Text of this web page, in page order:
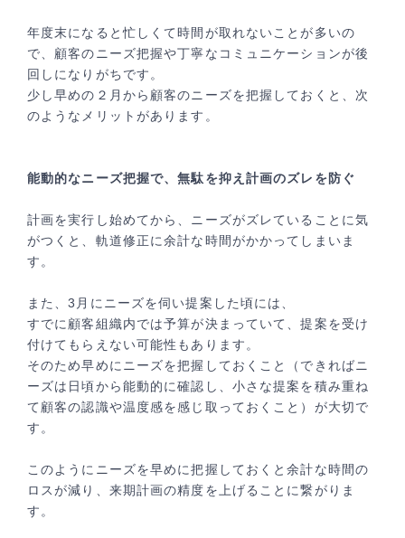
年度末になると忙しくて時間が取れないことが多いの
で、顧客のニーズ把握や丁寧なコミュニケーションが後
回しになりがちです。
少し早めの２月から顧客のニーズを把握しておくと、次
のようなメリットがあります。
能動的なニーズ把握で、無駄を抑え計画のズレを防ぐ
計画を実行し始めてから、ニーズがズレていることに気
がつくと、軌道修正に余計な時間がかかってしまいま
す。
また、3月にニーズを伺い提案した頃には、
すでに顧客組織内では予算が決まっていて、提案を受け
付けてもらえない可能性もあります。
そのため早めにニーズを把握しておくこと（できればニ
ーズは日頃から能動的に確認し、小さな提案を積み重ね
て顧客の認識や温度感を感じ取っておくこと）が大切で
す。
このようにニーズを早めに把握しておくと余計な時間の
ロスが減り、来期計画の精度を上げることに繋がりま
す。